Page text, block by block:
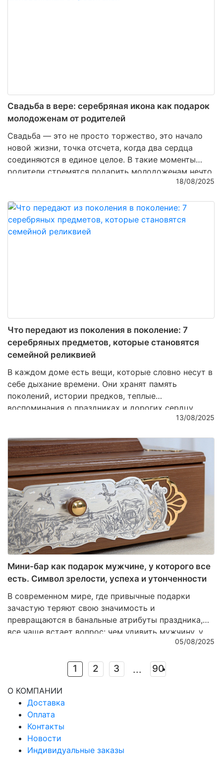
Свадьба в вере: серебряная икона как подарок
молодоженам от родителей
Свадьба — это не просто торжество, это начало
новой жизни, точка отсчета, когда два сердца
соединяются в единое целое. В такие моменты
родители стремятся подарить молодоженам нечто
особенное, что будет хранить духовную связь,
множества подарков особенно ценятсясеребряные
иконы— изделия, которые объединяют духовность
и мастерство ювелиров, превращая металл в
18/08/2025
Что передают из поколения в поколение: 7
серебряных предметов, которые становятся
семейной реликвией
В каждом доме есть вещи, которые словно несут в
себе дыхание времени. Они хранят память
поколений, истории предков, теплые
воспоминания о праздниках и дорогих сердцу
людях. Среди множества материалов именно
утонченности и долговечности. Его благородный
блеск не тускнеет, а напротив – с годами
приобретает особую глубину и шарм. Сегодня мы
расскажем о семи серебряных предметах, которые
из простой вещи превращаются в настоящую
семейную реликвию.
13/08/2025
Мини-бар как подарок мужчине, у которого все
есть. Символ зрелости, успеха и утонченности
В современном мире, где привычные подарки
зачастую теряют свою значимость и
превращаются в банальные атрибуты праздника,
все чаще встает вопрос: чем удивить мужчину, у
которого, кажется, уже есть абсолютно все? Ответ
выгоде, а в эстетике и глубинном символизме.
Настоящий подарок – это не вещь, которую можно
использовать ежедневно без особого внимания, а
предмет, который станет выражением уважения,
признания и тонкого вкуса. Именно поэтому мини-
бар из благородных материалов — это больше, чем
подарок. Это знак зрелости, успеха и внутреннего
достоинства.
05/08/2025
1 2 3 ... 90
О КОМПАНИИ
Доставка
Оплата
Контакты
Новости
Индивидуальные заказы